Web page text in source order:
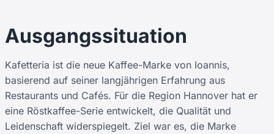
Ausgangssituation
Kafetteria ist die neue Kaffee-Marke von Ioannis,
basierend auf seiner langjährigen Erfahrung aus
Restaurants und Cafés. Für die Region Hannover hat er
eine Röstkaffee-Serie entwickelt, die Qualität und
Leidenschaft widerspiegelt. Ziel war es, die Marke